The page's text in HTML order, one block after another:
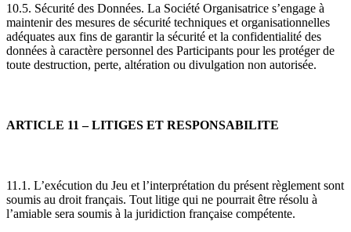
10.5. Sécurité des Données. La Société Organisatrice s’engage à
maintenir des mesures de sécurité techniques et organisationnelles
adéquates aux fins de garantir la sécurité et la confidentialité des
données à caractère personnel des Participants pour les protéger de
toute destruction, perte, altération ou divulgation non autorisée.
ARTICLE 11 – LITIGES ET RESPONSABILITE
11.1. L’exécution du Jeu et l’interprétation du présent règlement sont
soumis au droit français. Tout litige qui ne pourrait être résolu à
l’amiable sera soumis à la juridiction française compétente.